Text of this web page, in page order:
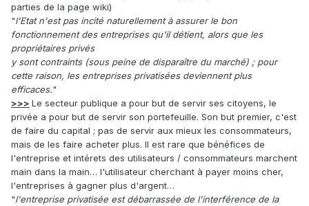
parties de la page wiki)
"l'Etat n'est pas incité naturellement à assurer le bon
fonctionnement des entreprises qu'il détient, alors que les
propriétaires privés
y sont contraints (sous peine de disparaître du marché) ; pour
cette raison, les entreprises privatisées deviennent plus
efficaces."
>>> Le secteur publique a pour but de servir ses citoyens, le
privée a pour but de servir son portefeuille. Son but premier, c'est
de faire du capital ; pas de servir aux mieux les consommateurs,
mais de les faire acheter plus. Il est rare que bénéfices de
l'entreprise et intérets des utilisateurs / consommateurs marchent
main dans la main… l'utilisateur cherchant à payer moins cher,
l'entreprises à gagner plus d'argent…
"l'entreprise privatisée est débarrassée de l'interférence de la